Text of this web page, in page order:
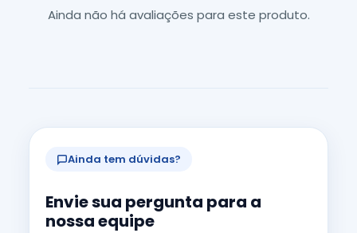
Ainda não há avaliações para este produto.
Ainda tem dúvidas?
Envie sua pergunta para a
nossa equipe